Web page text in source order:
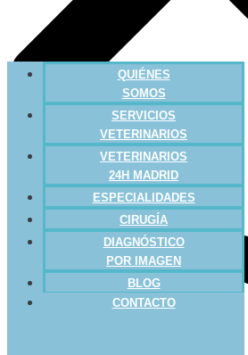
QUIÉNES
SOMOS
SERVICIOS
VETERINARIOS
VETERINARIOS
24H MADRID
ESPECIALIDADES
CIRUGÍA
DIAGNÓSTICO
POR IMAGEN
BLOG
CONTACTO